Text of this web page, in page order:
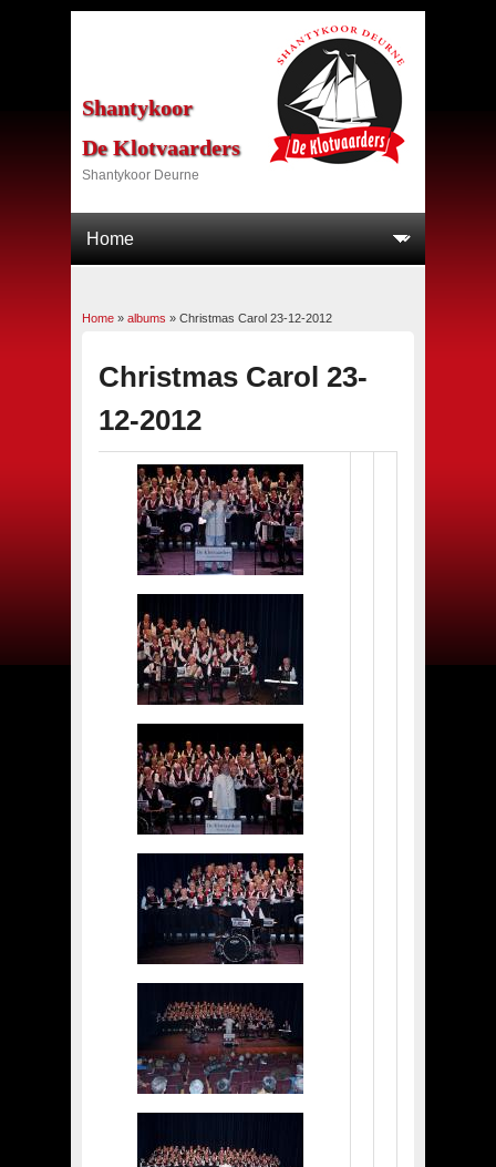
Shantykoor
De Klotvaarders
Shantykoor Deurne
U bent hier
Home » albums » Christmas Carol 23-12-2012
Christmas Carol 23-
12-2012